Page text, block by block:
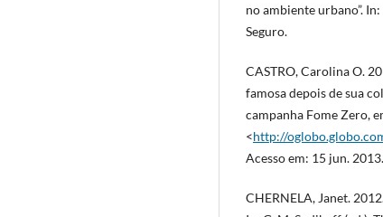
no ambiente urbano”.
Seguro.
CASTRO, Carolina O.
famosa depois de sua
campanha Fome Zero,
<http://
Acesso em: 15 jun. 2013.
CHERNELA, Janet.